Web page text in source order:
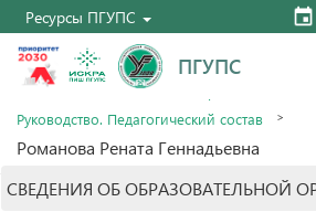
Ресурсы ПГУПС
ПГУПС
Главная
Сведения об образовательной
Руководство. Педагогический состав
Романова Рената Геннадьевна
СВЕДЕНИЯ ОБ ОБРАЗОВАТЕЛЬНОЙ